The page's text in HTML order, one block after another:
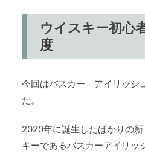
ウイスキー初心
度
今回はバスカー アイリッシ
た。
2020年に誕生したばかりの
キーであるバスカーアイリッ